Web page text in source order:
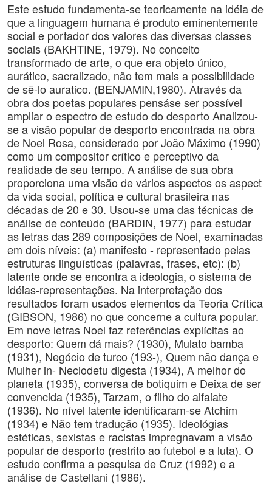
Este estudo fundamenta-se teoricamente na idéia de
que a linguagem humana é produto eminentemente
social e portador dos valores das diversas classes
sociais (BAKHTINE, 1979). No conceito
transformado de arte, o que era objeto único,
aurático, sacralizado, não tem mais a possibilidade
de sê-lo auratico. (BENJAMIN,1980). Através da
obra dos poetas populares pensáse ser possível
ampliar o espectro de estudo do desporto Analizou-
se a visão popular de desporto encontrada na obra
de Noel Rosa, considerado por João Máximo (1990)
como um compositor crítico e perceptivo da
realidade de seu tempo. A análise de sua obra
proporciona uma visão de vários aspectos os aspect
da vida social, política e cultural brasileira nas
décadas de 20 e 30. Usou-se uma das técnicas de
análise de conteúdo (BARDIN, 1977) para estudar
as letras das 289 composições de Noel, examinadas
em dois níveis: (a) manifesto - representado pelas
estruturas linguísticas (palavras, frases, etc): (b)
latente onde se encontra a ideologia, o sistema de
idéias-representações. Na interpretação dos
resultados foram usados elementos da Teoria Crítica
(GIBSON, 1986) no que concerne a cultura popular.
Em nove letras Noel faz referências explícitas ao
desporto: Quem dá mais? (1930), Mulato bamba
(1931), Negócio de turco (193-), Quem não dança e
Mulher in- Neciodetu digesta (1934), A melhor do
planeta (1935), conversa de botiquim e Deixa de ser
convencida (1935), Tarzam, o filho do alfaiate
(1936). No nível latente identificaram-se Atchim
(1934) e Não tem tradução (1935). Ideológias
estéticas, sexistas e racistas impregnavam a visão
popular de desporto (restrito ao futebol e a luta). O
estudo confirma a pesquisa de Cruz (1992) e a
análise de Castellani (1986).